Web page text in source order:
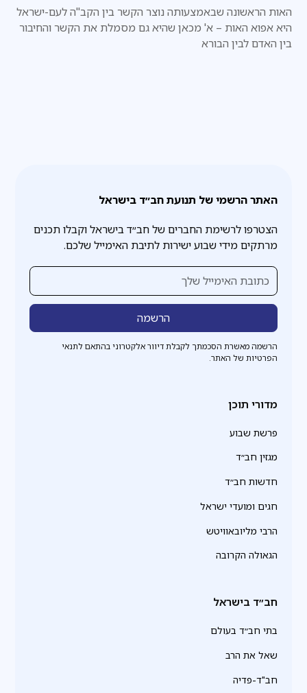
האות הראשונה שבאמצעותה נוצר הקשר בין הקב"ה לעם-ישראל
היא אפוא האות – א' מכאן שהיא גם מסמלת את הקשר והחיבור
בין האדם לבין הבורא
האתר הרשמי של תנועת חב״ד בישראל
הצטרפו לרשימת החברים של חב״ד בישראל וקבלו תכנים
מרתקים מידי שבוע ישירות לתיבת האימייל שלכם.
הרשמה מאשרת הסכמתך לקבלת דיוור אלקטרוני בהתאם לתנאי
הפרטיות של האתר.
מדורי תוכן
פרשת שבוע
מגזין חב״ד
חדשות חב״ד
חגים ומועדי ישראל
הרבי מליובאוויטש
הגאולה הקרובה
חב״ד בישראל
בתי חב״ד בעולם
שאל את הרב
חב"ד-פדיה